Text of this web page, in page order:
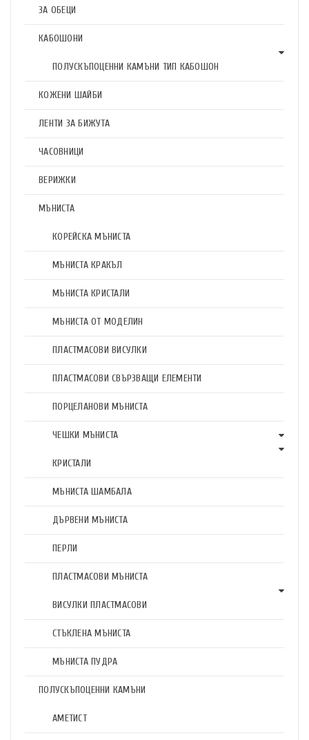
ЗА ОБЕЦИ
КАБОШОНИ
ПОЛУСКЪПОЦЕННИ КАМЪНИ ТИП КАБОШОН
КОЖЕНИ ШАЙБИ
ЛЕНТИ ЗА БИЖУТА
ЧАСОВНИЦИ
ВЕРИЖКИ
МЪНИСТА
КОРЕЙСКА МЪНИСТА
МЪНИСТА КРАКЪЛ
МЪНИСТА КРИСТАЛИ
МЪНИСТА ОТ МОДЕЛИН
ПЛАСТМАСОВИ ВИСУЛКИ
ПЛАСТМАСОВИ СВЪРЗВАЩИ ЕЛЕМЕНТИ
ПОРЦЕЛАНОВИ МЪНИСТА
ЧЕШКИ МЪНИСТА
КРИСТАЛИ
МЪНИСТА ШАМБАЛА
ДЪРВЕНИ МЪНИСТА
ПЕРЛИ
ПЛАСТМАСОВИ МЪНИСТА
ВИСУЛКИ ПЛАСТМАСОВИ
СТЪКЛЕНА МЪНИСТА
МЪНИСТА ПУДРА
ПОЛУСКЪПОЦЕННИ КАМЪНИ
АМЕТИСТ